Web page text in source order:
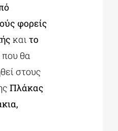
φορείς
και το
που θα
στους
Πλάκας